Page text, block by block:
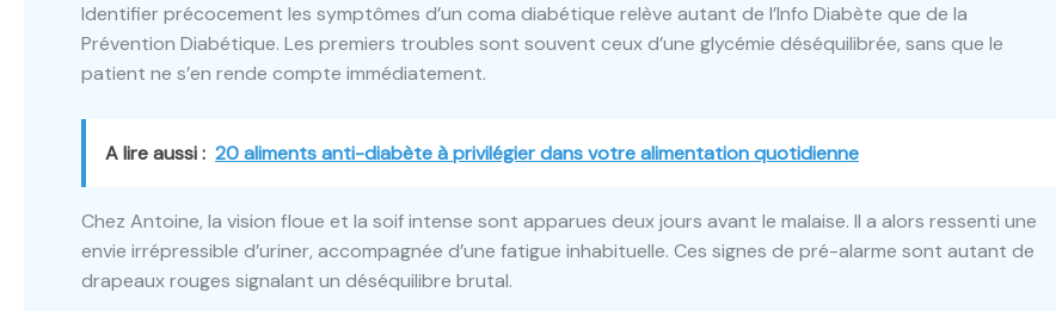
Identifier précocement les symptômes d’un coma diabétique relève autant de l’Info Diabète que de la
Prévention Diabétique. Les premiers troubles sont souvent ceux d’une glycémie déséquilibrée, sans que le
patient ne s’en rende compte immédiatement.
A lire aussi : 20 aliments anti-diabète à privilégier dans votre alimentation quotidienne
Chez Antoine, la vision floue et la soif intense sont apparues deux jours avant le malaise. Il a alors ressenti une
envie irrépressible d’uriner, accompagnée d’une fatigue inhabituelle. Ces signes de pré-alarme sont autant de
drapeaux rouges signalant un déséquilibre brutal.